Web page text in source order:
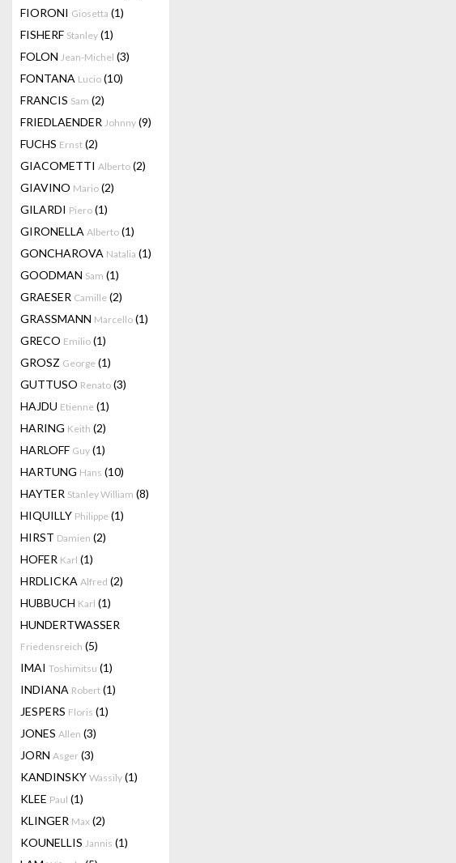
FIORONI Giosetta (1)
FISHERF Stanley (1)
FOLON Jean-Michel (3)
FONTANA Lucio (10)
FRANCIS Sam (2)
FRIEDLAENDER Johnny (9)
FUCHS Ernst (2)
GIACOMETTI Alberto (2)
GIAVINO Mario (2)
GILARDI Piero (1)
GIRONELLA Alberto (1)
GONCHAROVA Natalia (1)
GOODMAN Sam (1)
GRAESER Camille (2)
GRASSMANN Marcello (1)
GRECO Emilio (1)
GROSZ George (1)
GUTTUSO Renato (3)
HAJDU Etienne (1)
HARING Keith (2)
HARLOFF Guy (1)
HARTUNG Hans (10)
HAYTER Stanley William (8)
HIQUILLY Philippe (1)
HIRST Damien (2)
HOFER Karl (1)
HRDLICKA Alfred (2)
HUBBUCH Karl (1)
HUNDERTWASSER
Friedensreich (5)
IMAI Toshimitsu (1)
INDIANA Robert (1)
JESPERS Floris (1)
JONES Allen (3)
JORN Asger (3)
KANDINSKY Wassily (1)
KLEE Paul (1)
KLINGER Max (2)
KOUNELLIS Jannis (1)